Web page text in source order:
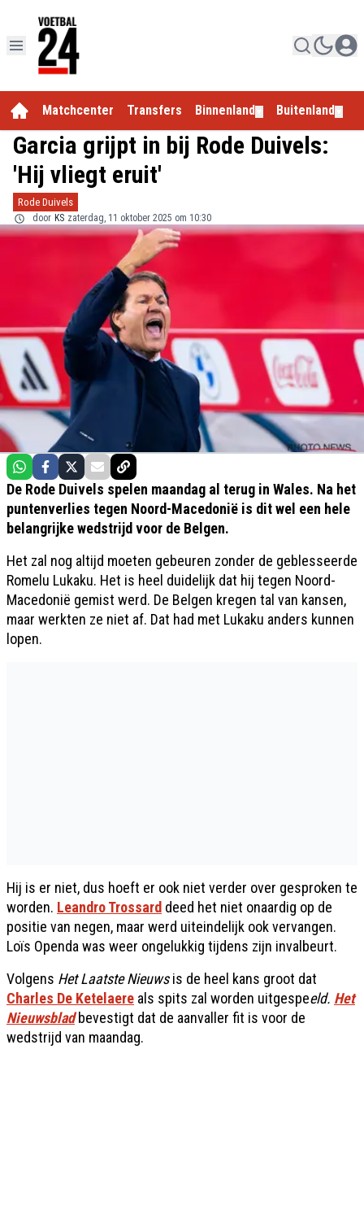
Matchcenter Transfers Binnenland Buitenland
Garcia grijpt in bij Rode Duivels:
'Hij vliegt eruit'
Rode Duivels
door KS zaterdag, 11 oktober 2025 om 10:30
De Rode Duivels spelen maandag al terug in Wales. Na het
puntenverlies tegen Noord-Macedonië is dit wel een hele
belangrijke wedstrijd voor de Belgen.
Het zal nog altijd moeten gebeuren zonder de geblesseerde
Romelu Lukaku. Het is heel duidelijk dat hij tegen Noord-
Macedonië gemist werd. De Belgen kregen tal van kansen,
maar werkten ze niet af. Dat had met Lukaku anders kunnen
lopen.
Hij is er niet, dus hoeft er ook niet verder over gesproken te
worden. Leandro Trossard deed het niet onaardig op de
positie van negen, maar werd uiteindelijk ook vervangen.
Loïs Openda was weer ongelukkig tijdens zijn invalbeurt.
Volgens Het Laatste Nieuwsis de heel kans groot dat
Charles De Ketelaere als spits zal worden uitgespeeld. Het
Nieuwsbladbevestigt dat de aanvaller fit is voor de
wedstrijd van maandag.